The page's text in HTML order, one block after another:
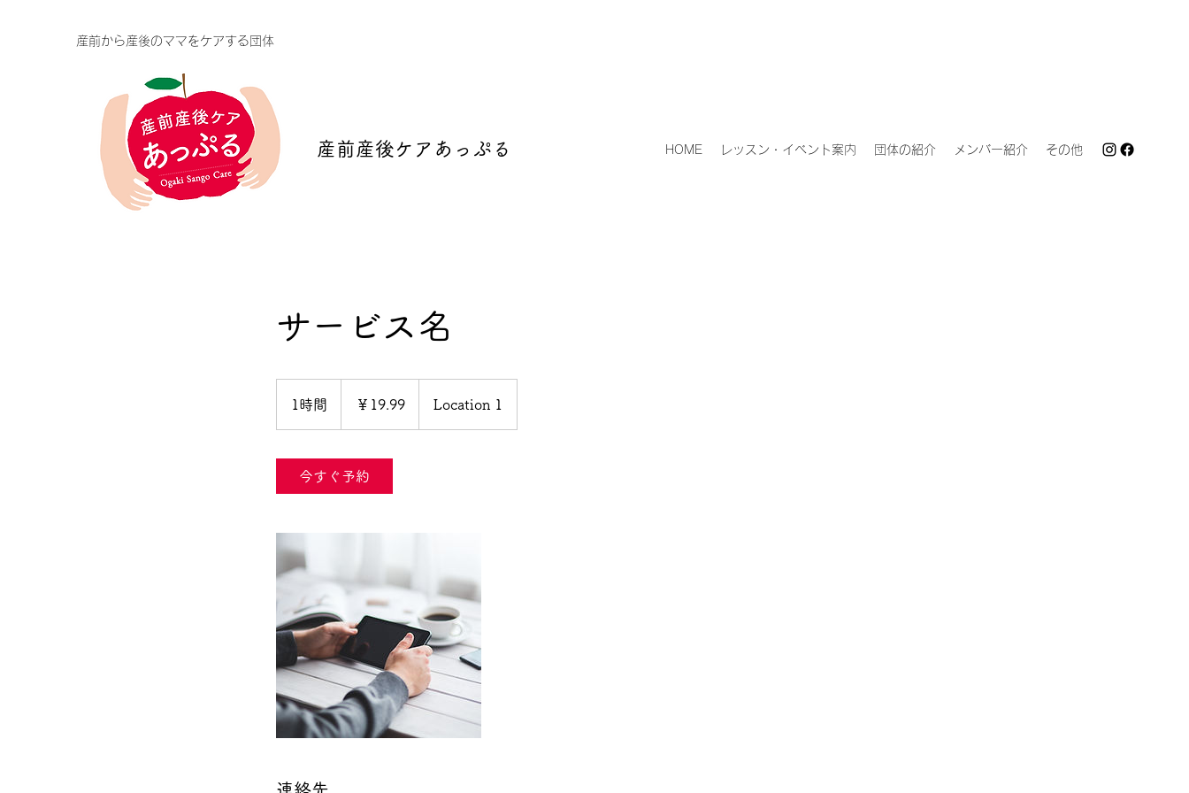
​産前から産後のママをケアする団体
産前産後ケアあっぷる HOME レッスン・イベント案内 団体の紹介 メンバー紹介 その他
サービス名
1時間 ￥19.99 Location 1
今すぐ予約
連絡先